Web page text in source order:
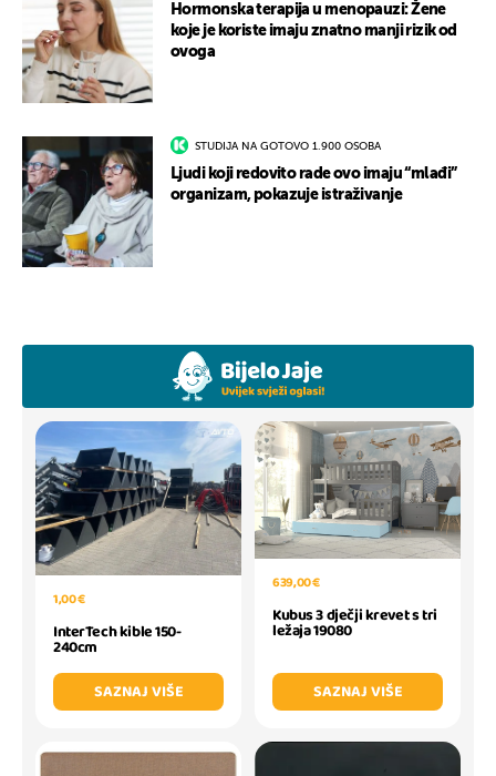
Hormonska terapija u menopauzi: Žene
koje je koriste imaju znatno manji rizik od
ovoga
STUDIJA NA GOTOVO 1.900 OSOBA
Ljudi koji redovito rade ovo imaju “mlađi”
organizam, pokazuje istraživanje
1,00 €
InterTech kible 150-
240cm
SAZNAJ VIŠE
639,00 €
Kubus 3 dječji krevet s tri
ležaja 19080
SAZNAJ VIŠE